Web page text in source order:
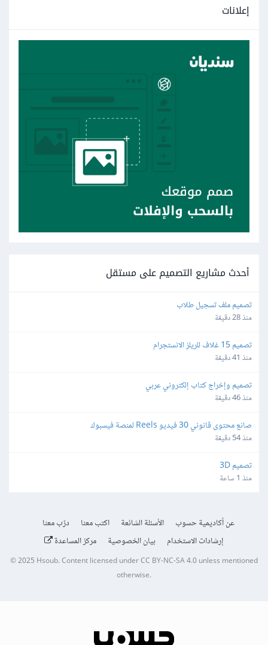
إعلانات
أحدث مشاريع التصميم على مستقل
تصميم ملف تسجيل طلاب
منذ 28 دقيقة
تصميم 15 غلاف للريلز الانستجرام
منذ 41 دقيقة
تصميم وإخراج كتاب إلكتروني عربي
منذ 46 دقيقة
صانع محتوى قانوني 30 فيديو Reels لمنصة فيسبوك
منذ 54 دقيقة
تصميم 3D
منذ 1 ساعة
عن أكاديمية حسوب الأسئلة الشائعة اكتب معنا
درّب معنا
إرشادات الاستخدام
بيان الخصوصية مركز المساعدة
© 2025 Hsoub.Content licensed underCC BY-NC-SA 4.0unless mentioned
otherwise.